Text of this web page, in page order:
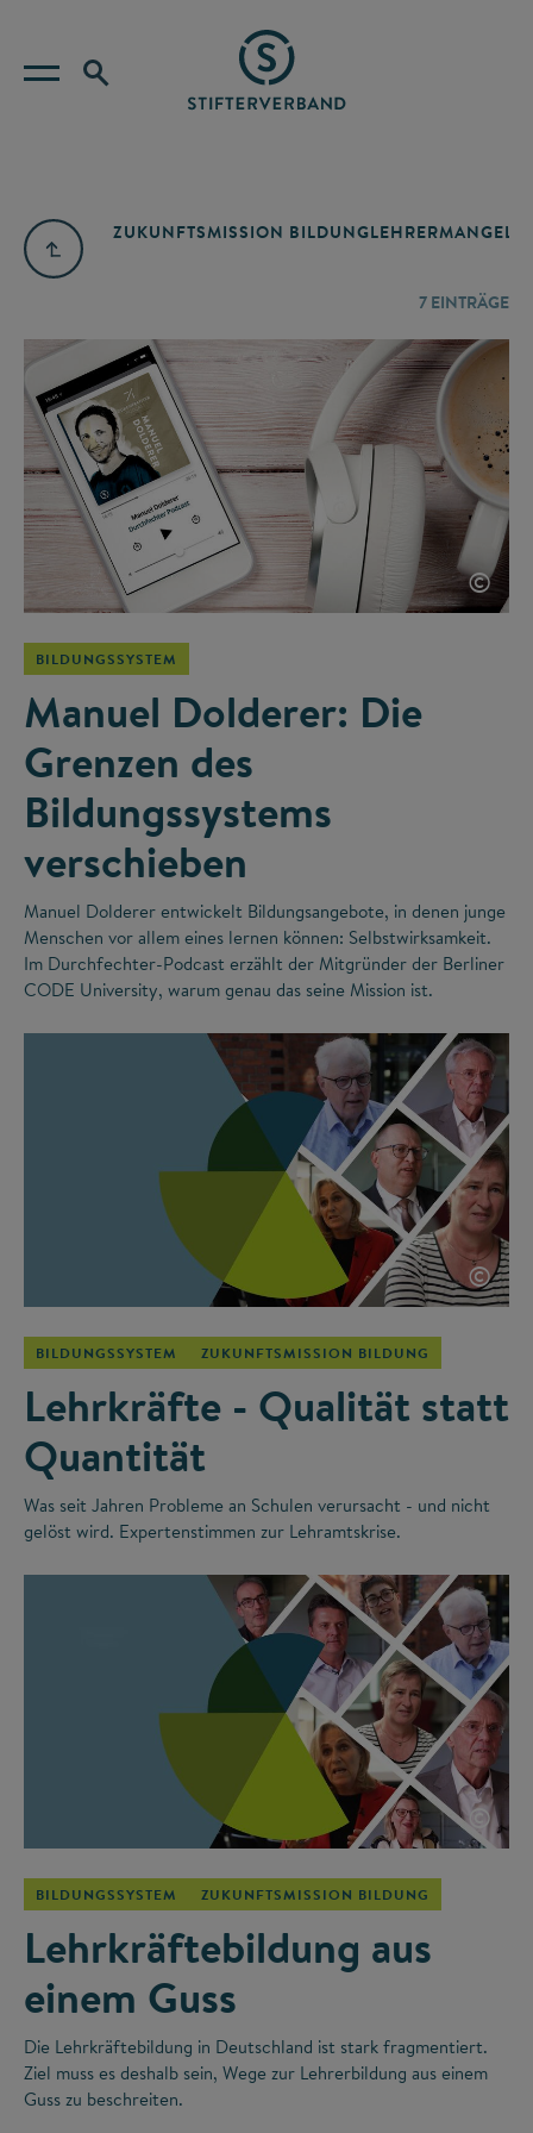
ZUKUNFTSMISSION BILDUNGLEHRERMANGEL
7 EINTRÄGE
©
BILDUNGSSYSTEM
Manuel Dolderer: Die
Grenzen des
Bildungssystems
verschieben
Manuel Dolderer entwickelt Bildungsangebote, in denen junge
Menschen vor allem eines lernen können: Selbstwirksamkeit.
Im Durchfechter-Podcast erzählt der Mitgründer der Berliner
CODE University, warum genau das seine Mission ist.
©
BILDUNGSSYSTEM ZUKUNFTSMISSION BILDUNG
Lehrkräfte - Qualität statt
Quantität
Was seit Jahren Probleme an Schulen verursacht - und nicht
gelöst wird. Expertenstimmen zur Lehramtskrise.
©
BILDUNGSSYSTEM ZUKUNFTSMISSION BILDUNG
Lehrkräftebildung aus
einem Guss
Die Lehrkräftebildung in Deutschland ist stark fragmentiert.
Ziel muss es deshalb sein, Wege zur Lehrerbildung aus einem
Guss zu beschreiten.